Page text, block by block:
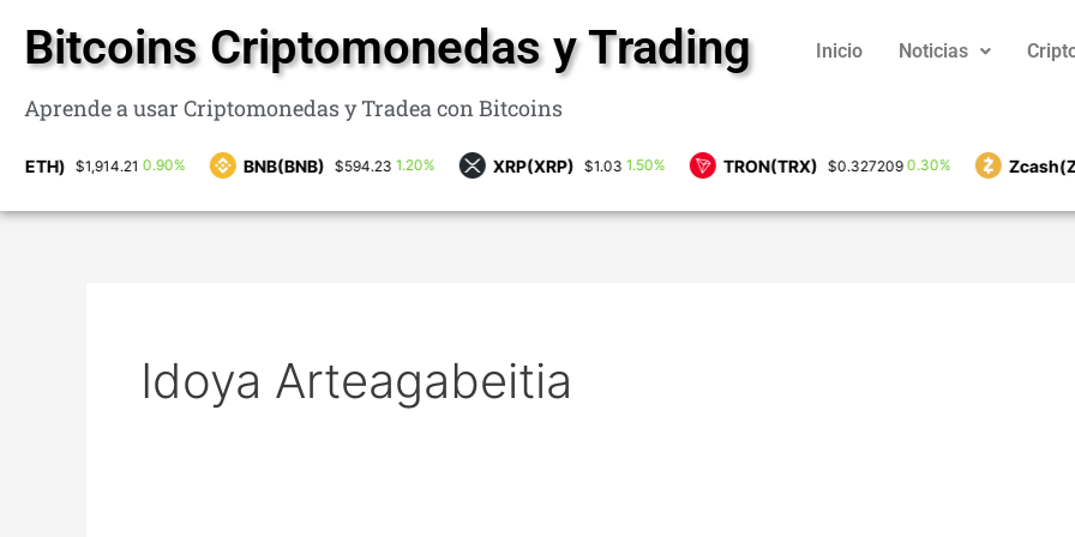
Bitcoins Criptomonedas y Trading
Aprende a usar Criptomonedas y Tradea con Bitcoins
Inicio Noticias
$1,914.21 0.90% BNB(BNB) $594.23 1.20% XRP(XRP) $1.03 1.50% TRON(TRX) $0.327209 0.30% Zcash(ZEC)
Idoya Arteagabeitia